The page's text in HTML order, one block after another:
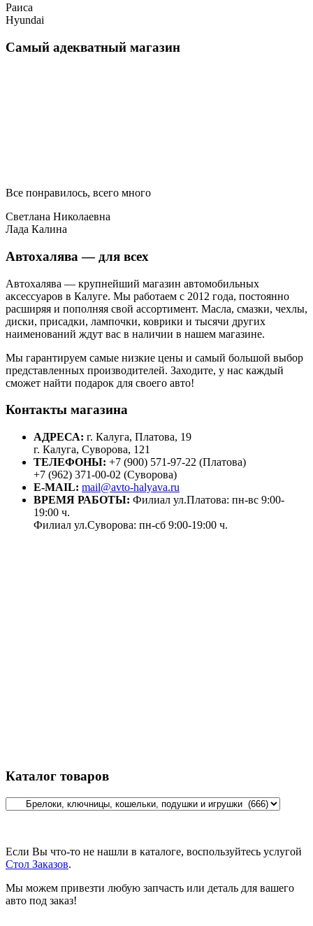
Раиса
Hyundai
Самый адекватный магазин
Все понравилось, всего много
Светлана Николаевна
Лада Калина
Автохалява — для всех
Автохалява — крупнейший магазин автомобильных
аксессуаров в Калуге. Мы работаем с 2012 года, постоянно
расширяя и пополняя свой ассортимент. Масла, смазки, чехлы,
диски, присадки, лампочки, коврики и тысячи других
наименований ждут вас в наличии в нашем магазине.
Мы гарантируем самые низкие цены и самый большой выбор
представленных производителей. Заходите, у нас каждый
сможет найти подарок для своего авто!
Контакты магазина
АДРЕСА: г. Калуга, Платова, 19
г. Калуга, Суворова, 121
ТЕЛЕФОНЫ: +7 (900) 571-97-22 (Платова)
+7 (962) 371-00-02 (Суворова)
E-MAIL: mail@avto-halyava.ru
ВРЕМЯ РАБОТЫ: Филиал ул.Платова: пн-вс 9:00-
19:00 ч.
Филиал ул.Суворова: пн-сб 9:00-19:00 ч.
Каталог товаров
Если Вы что-то не нашли в каталоге, воспользуйтесь услугой
Стол Заказов.
Мы можем привезти любую запчасть или деталь для вашего
авто под заказ!